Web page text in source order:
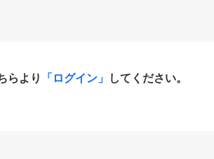
らより 「ログイン」 してください。